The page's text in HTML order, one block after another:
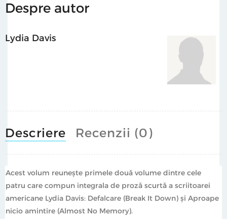
„Davis este o înaltă preoteasă a uimitorului, a detaliului.
Poate să facă cele mai banale lucruri - un cuplu care stă
aproape mitice. Am simțit că am întâlnit una dintre cele
mai originale şi îndrăzneţe minţi.“ Colm Tóibín, The
Despre autor
Lydia Davis
Descriere Recenzii (0)
Acest volum reunește primele două volume dintre cele
patru care compun integrala de proză scurtă a scriitoarei
americane Lydia Davis: Defalcare (Break It Down) și Aproape
nicio amintire (Almost No Memory).